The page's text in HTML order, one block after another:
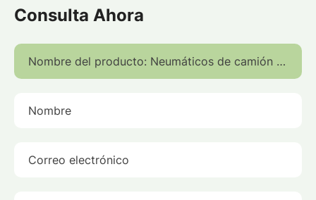
Consulta Ahora
Nombre del producto:
Nombre
Correo electrónico